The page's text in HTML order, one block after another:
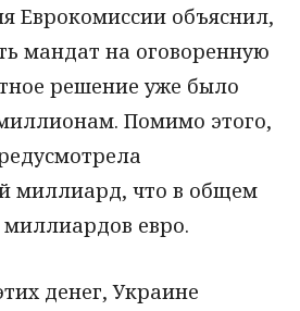
Еврокомиссии объяснил,
мандат на оговоренную
решение уже было
Помимо этого,
миллиард, что в общем
миллиардов евро.
денег, Украине